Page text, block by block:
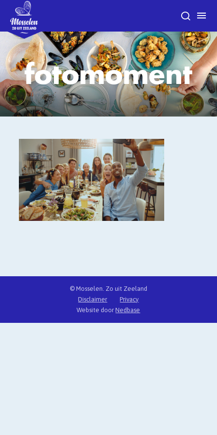
fotomoment
© Mosselen. Zo uit Zeeland
Disclaimer
Privacy
Website doorNedbase